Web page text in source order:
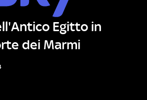
Egitto in
dei Marmi